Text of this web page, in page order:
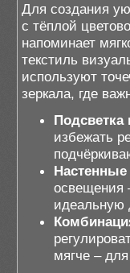
Для создания
с тёплой
напоминает
текстиль
используют
зеркала, где
избежать
освещения
идеальную
мягче –